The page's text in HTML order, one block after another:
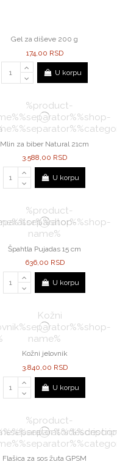
Gel za diševe 200 g
174,00 RSD
U korpu
Mlin za biber Natural 21cm
3.588,00 RSD
U korpu
Špahtla Pujadas 15 cm
636,00 RSD
U korpu
Kožni jelovnik
3.840,00 RSD
U korpu
Flašica za sos žuta GPSM